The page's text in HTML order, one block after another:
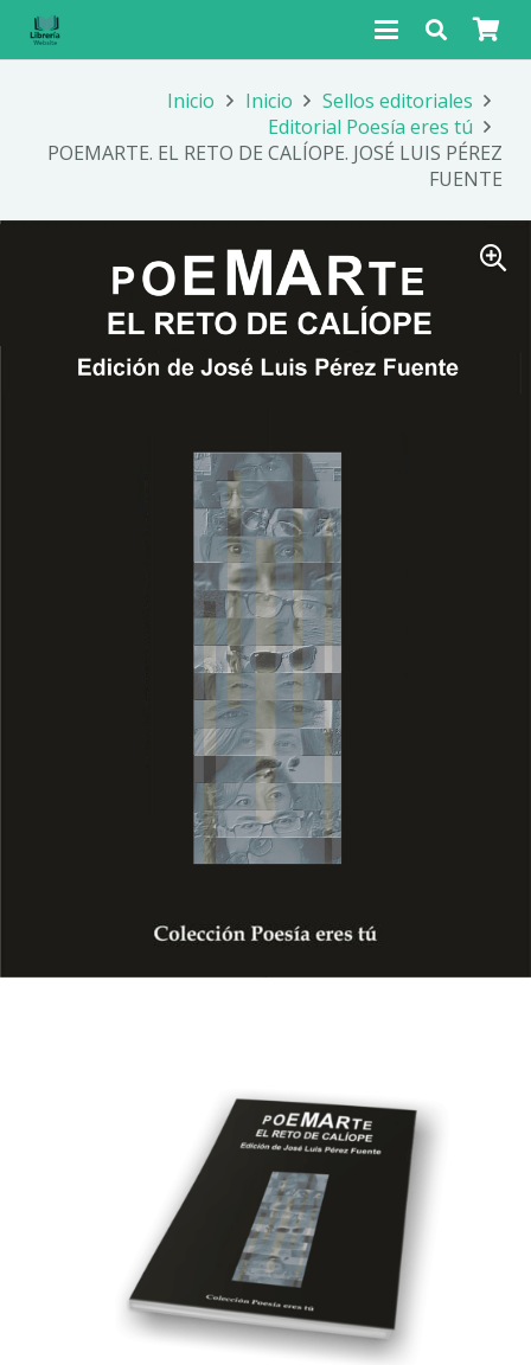
Inicio Inicio
Sellos editoriales
Editorial Poesía eres tú
POEMARTE. EL RETO DE CALÍOPE. JOSÉ LUIS PÉREZ
FUENTE